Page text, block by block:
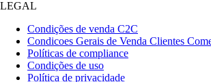
LEGAL
Condições de venda C2C
Condicoes Gerais de Venda Clientes
Políticas de compliance
Condições de uso
Política de privacidade